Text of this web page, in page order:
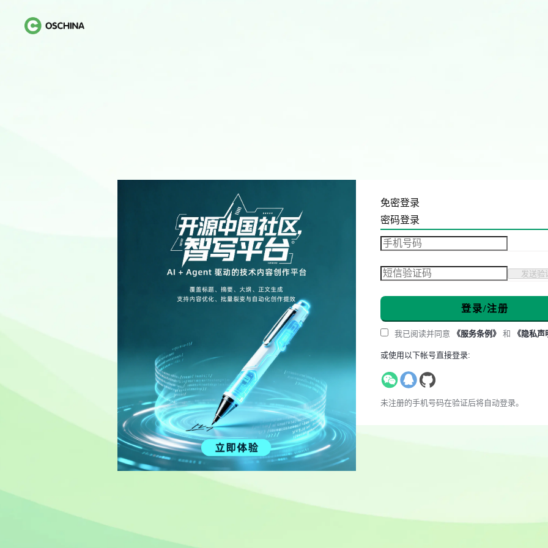
免密登录
密码登录
发送验
登录/注册
我已阅读并同意 《服务条例》 和 《隐私声
或使用以下帐号直接登录:
未注册的手机号码在验证后将自动登录。